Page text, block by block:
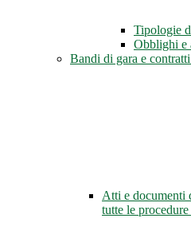
Tipologie
Obblighi e
Bandi di gara e contratti
Atti e documenti
tutte le procedure